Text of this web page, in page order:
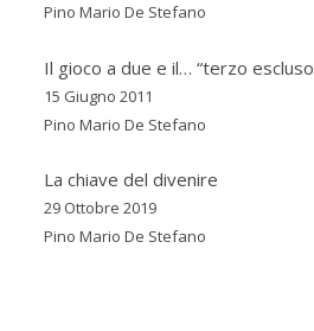
Pino Mario De Stefano
Il gioco a due e il… “terzo
15 Giugno 2011
Pino Mario De Stefano
La chiave del divenire
29 Ottobre 2019
Pino Mario De Stefano